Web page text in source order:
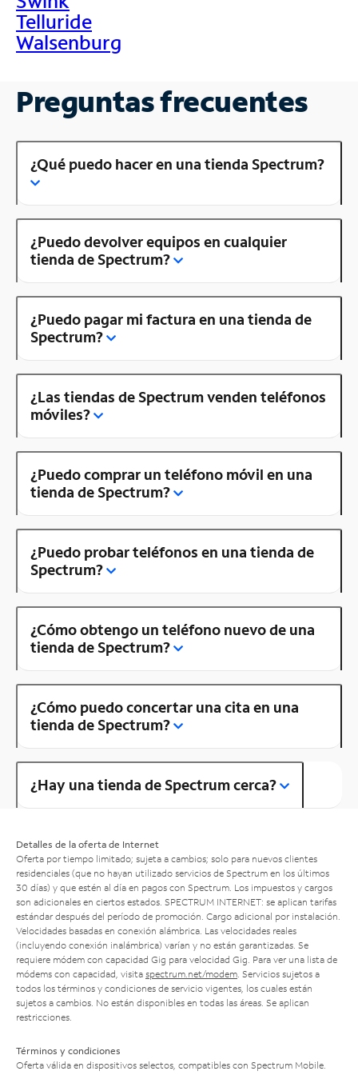
Telluride
Walsenburg
Preguntas frecuentes
¿Qué puedo hacer en una tienda Spectrum?
¿Puedo devolver equipos en cualquier
tienda de Spectrum?
¿Puedo pagar mi factura en una tienda de
Spectrum?
¿Las tiendas de Spectrum venden teléfonos
móviles?
¿Puedo comprar un teléfono móvil en una
tienda de Spectrum?
¿Puedo probar teléfonos en una tienda de
Spectrum?
¿Cómo obtengo un teléfono nuevo de una
tienda de Spectrum?
¿Cómo puedo concertar una cita en una
tienda de Spectrum?
¿Hay una tienda de Spectrum cerca?
Detalles de la oferta de Internet
Oferta por tiempo limitado; sujeta a cambios; solo para nuevos clientes
residenciales (que no hayan utilizado servicios de Spectrum en los últimos
30 días) y que estén al día en pagos con Spectrum. Los impuestos y cargos
son adicionales en ciertos estados. SPECTRUM INTERNET: se aplican tarifas
estándar después del período de promoción. Cargo adicional por instalación.
Velocidades basadas en conexión alámbrica. Las velocidades reales
(incluyendo conexión inalámbrica) varían y no están garantizadas. Se
requiere módem con capacidad Gig para velocidad Gig. Para ver una lista de
módems con capacidad, visita spectrum.net/modem . Servicios sujetos a
todos los términos y condiciones de servicio vigentes, los cuales están
sujetos a cambios. No están disponibles en todas las áreas. Se aplican
restricciones.
Términos y condiciones
Oferta válida en dispositivos selectos, compatibles con Spectrum Mobile.